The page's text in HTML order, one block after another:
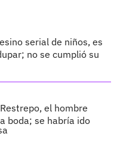
serial de niños, es
no se cumplió su
el hombre
boda; se habría ido